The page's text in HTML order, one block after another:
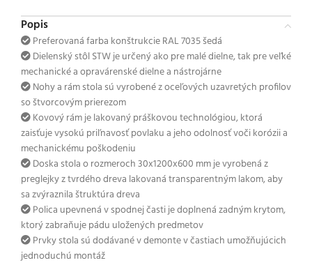
Popis
Preferovaná farba konštrukcie RAL 7035 šedá
Dielenský stôl STW je určený ako pre malé dielne, tak pre veľké
mechanické a opravárenské dielne a nástrojárne
Nohy a rám stola sú vyrobené z oceľových uzavretých profilov
so štvorcovým prierezom
Kovový rám je lakovaný práškovou technológiou, ktorá
zaisťuje vysokú priľnavosť povlaku a jeho odolnosť voči korózii a
mechanickému poškodeniu
Doska stola o rozmeroch 30x1200x600 mm je vyrobená z
preglejky z tvrdého dreva lakovaná transparentným lakom, aby
sa zvýraznila štruktúra dreva
Polica upevnená v spodnej časti je doplnená zadným krytom,
ktorý zabraňuje pádu uložených predmetov
Prvky stola sú dodávané v demonte v častiach umožňujúcich
jednoduchú montáž